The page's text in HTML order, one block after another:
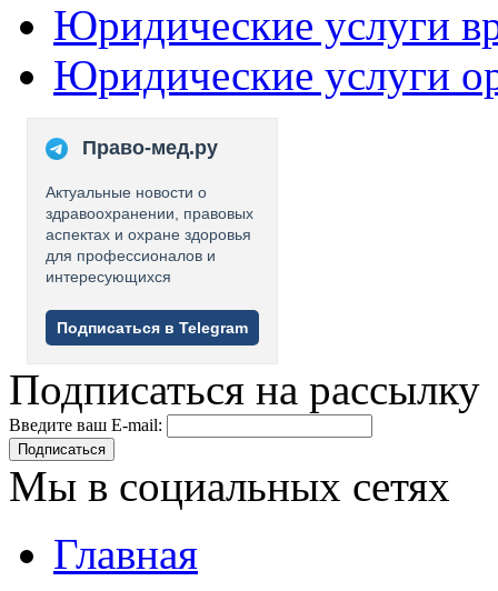
Юридические услуги
Юридические услуги
Право-мед.ру
Актуальные новости о
здравоохранении, правовых
аспектах и охране здоровья
для профессионалов и
интересующихся
Подписаться в Telegram
Подписаться на рассылку
Введите ваш E-mail:
Подписаться
Мы в социальных сетях
Главная